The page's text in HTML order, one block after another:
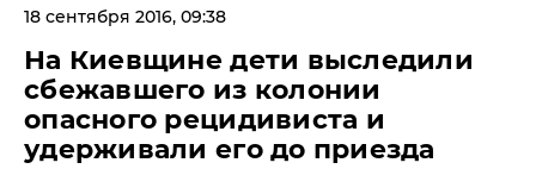
18 сентября 2016, 09:38
На Киевщине дети выследили
сбежавшего из колонии
опасного рецидивиста и
удерживали его до приезда